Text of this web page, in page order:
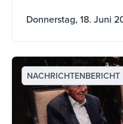
ein Leben mit Sinn
Donnerstag, 18. Juni
NACHRICHTENBERICHT